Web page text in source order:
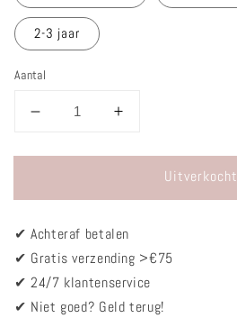
2-3 jaar
Aantal
Aantal
voor
-
zwart
Aantal
voor
Broekje
-
zwart
Uitverkocht
✔Achteraf betalen
✔ Gratis verzending >€75
✔24/7 klantenservice
✔ Niet goed? Geld terug!